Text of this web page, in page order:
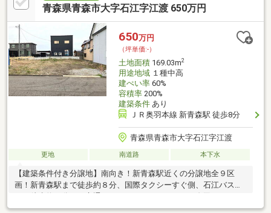
青森県青森市大字石江字江渡 650万円
650万円
（坪単価:-）
土地面積169.03m2
用途地域１種中高
建ぺい率60%
容積率200%
建築条件あり
ＪＲ奥羽本線 新青森駅 徒歩8分
青森県青森市大字石江字江渡
更地 南道路 本下水
【建築条件付き分譲地】南向き！新青森駅近くの分譲地全９区
画！新青森駅まで徒歩約８分、国際タクシーすぐ側、石江バス停
イスポーツクラブも近く、生活の楽しみが増えます♪残り2区画販